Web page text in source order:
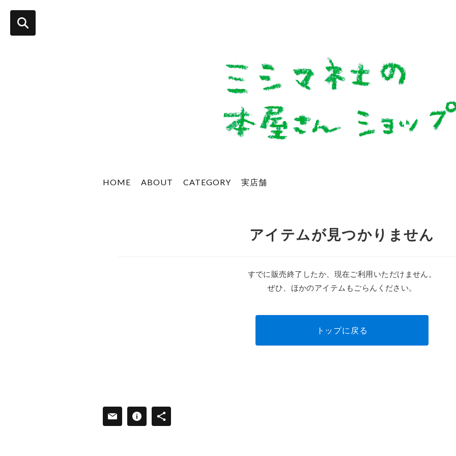
HOME ABOUT CATEGORY 実店舗
アイテムが見つかりません
すでに販売終了したか、現在ご利用いただけません。
ぜひ、ほかのアイテムもごらんください。
トップに戻る